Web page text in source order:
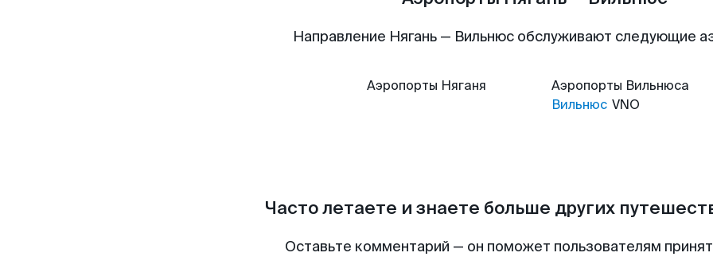
Направление Нягань — Вильнюс обслуживают следующие
Аэропорты Няганя Аэропорты Вильнюса
Вильнюс VNO
Часто летаете и знаете больше других
Оставьте комментарий — он поможет пользователям